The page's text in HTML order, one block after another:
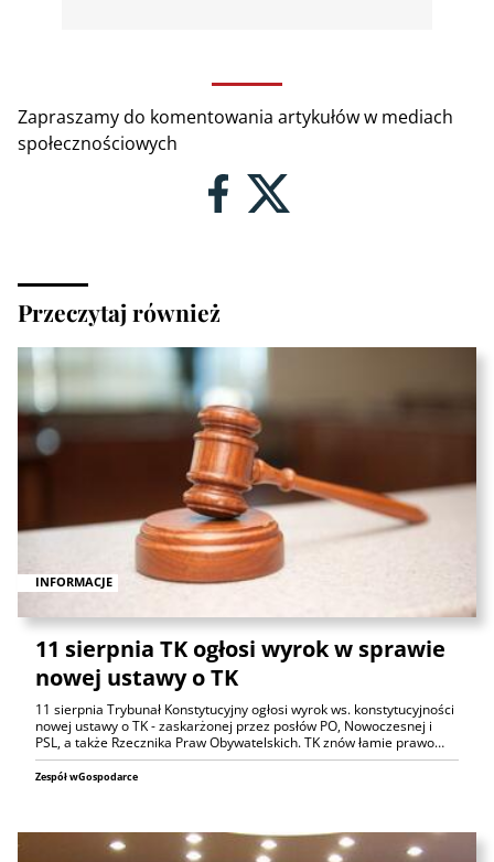
Zapraszamy do komentowania artykułów w mediach
społecznościowych
Przeczytaj również
INFORMACJE
11 sierpnia TK ogłosi wyrok w sprawie
nowej ustawy o TK
11 sierpnia Trybunał Konstytucyjny ogłosi wyrok ws. konstytucyjności
nowej ustawy o TK - zaskarżonej przez posłów PO, Nowoczesnej i
PSL, a także Rzecznika Praw Obywatelskich. TK znów łamie prawo…
Zespół wGospodarce